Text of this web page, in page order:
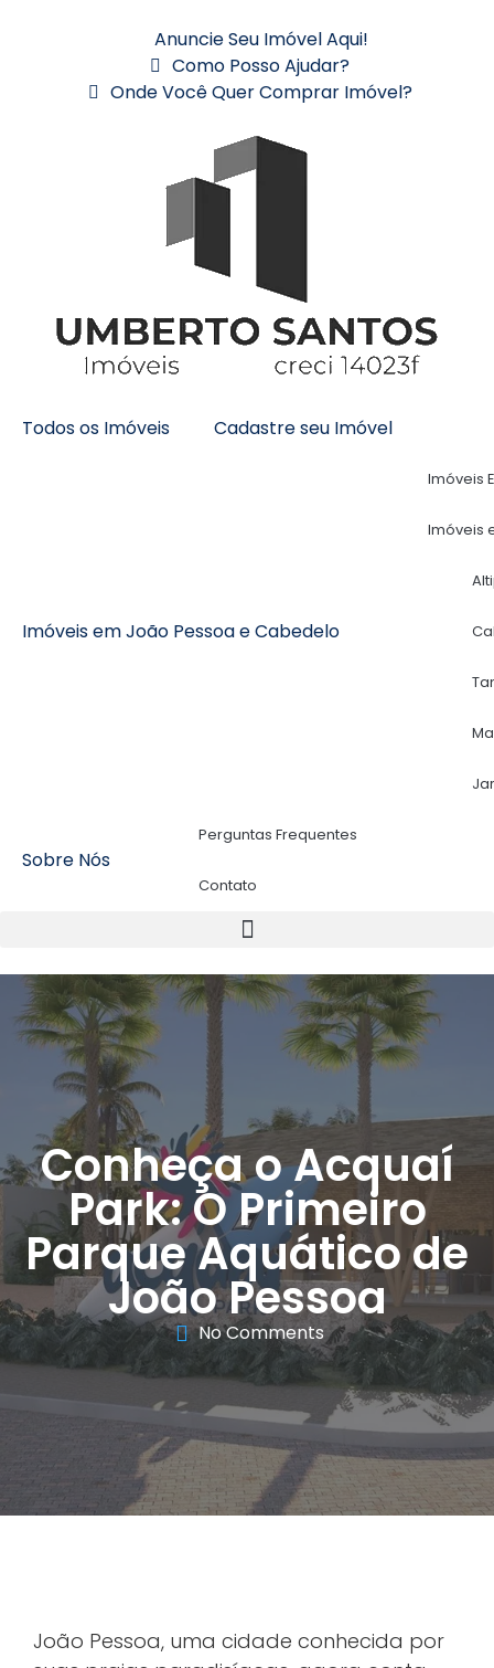
Anuncie Seu Imóvel Aqui!
Como Posso Ajudar?
Onde Você Quer Comprar Imóvel?
Todos os Imóveis Cadastre seu Imóvel
Imóveis em João Pessoa e Cabedelo
Imóveis
Imóveis
Sobre Nós
Perguntas Frequentes
Contato
Conheça o Acquaí
Park: O Primeiro
Parque Aquático de
João Pessoa
No Comments
João Pessoa, uma cidade conhecida por